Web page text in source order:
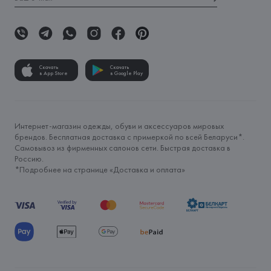
Скачать
в App Store
Скачать
в Google Play
Интернет-магазин одежды, обуви и аксессуаров мировых
брендов. Бесплатная доставка с примеркой по всей Беларуси*.
Самовывоз из фирменных салонов сети. Быстрая доставка в
Россию.
*Подробнее на странице «Доставка и оплата»